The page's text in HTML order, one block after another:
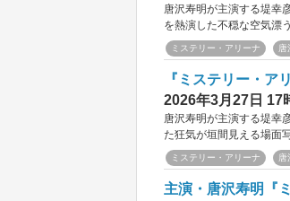
唐沢寿明が主演する堤幸
を熱演した不穏な空気漂
ミステリー・アリーナ 唐
『ミステリー・ア
2026年3月27日 17
唐沢寿明が主演する堤幸
た狂気が垣間見える場面
ミステリー・アリーナ 唐
主演・唐沢寿明『